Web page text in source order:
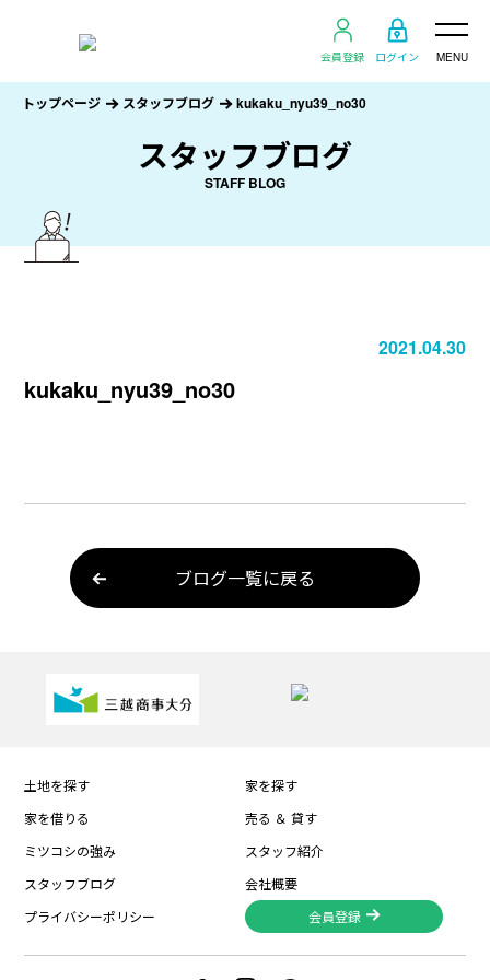
会員登録 ログイン MENU
スタッフブログ
STAFF BLOG
トップページ スタッフブログ kukaku_nyu39_no30
2021.04.30
kukaku_nyu39_no30
ブログ一覧に戻る
土地を探す
家を探す
家を借りる
売る ＆ 貸す
ミツコシの強み
スタッフ紹介
スタッフブログ
会社概要
プライバシーポリシー
会員登録